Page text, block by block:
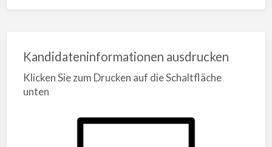
Kandidateninformationen ausdrucken
Klicken Sie zum Drucken auf die Schaltfläche
unten